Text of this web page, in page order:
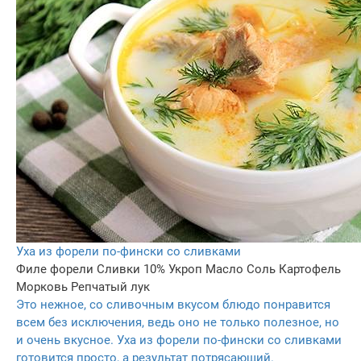
Уха из форели по-фински со сливками
Филе форели Сливки 10% Укроп Масло Соль Картофель
Морковь Репчатый лук
Это нежное, со сливочным вкусом блюдо понравится
всем без исключения, ведь оно не только полезное, но
и очень вкусное. Уха из форели по-фински со сливками
готовится просто, а результат потрясающий.